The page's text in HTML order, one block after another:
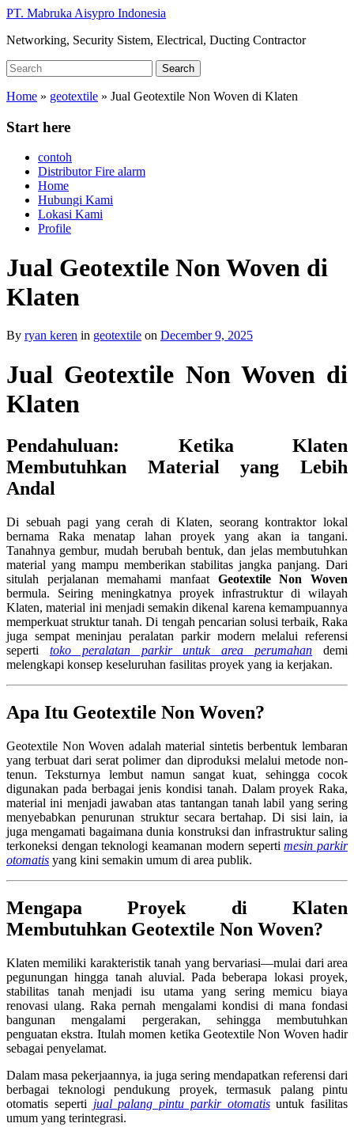
Skip
main
PT. Mabruka Aisypro Indonesia
Networking, Security Sistem, Electrical, Ducting Contractor
Search
for:
Search
Home » geotextile » Jual Geotextile Non Woven di Klaten
Start here
contoh
Distributor Fire alarm
Home
Hubungi Kami
Lokasi Kami
Profile
Jual Geotextile Non Woven di
Klaten
By ryan keren in geotextile on December 9, 2025
Jual Geotextile Non Woven di
Klaten
Pendahuluan: Ketika Klaten
Membutuhkan Material yang Lebih
Andal
Di sebuah pagi yang cerah di Klaten, seorang kontraktor lokal
bernama Raka menatap lahan proyek yang akan ia tangani.
Tanahnya gembur, mudah berubah bentuk, dan jelas membutuhkan
material yang mampu memberikan stabilitas jangka panjang. Dari
situlah perjalanan memahami manfaat Geotextile Non Woven
bermula. Seiring meningkatnya proyek infrastruktur di wilayah
Klaten, material ini menjadi semakin dikenal karena kemampuannya
memperkuat struktur tanah. Di tengah pencarian solusi terbaik, Raka
juga sempat meninjau peralatan parkir modern melalui referensi
seperti toko peralatan parkir untuk area perumahan demi
melengkapi konsep keseluruhan fasilitas proyek yang ia kerjakan.
Apa Itu Geotextile Non Woven?
Geotextile Non Woven adalah material sintetis berbentuk lembaran
yang terbuat dari serat polimer dan diproduksi melalui metode non-
tenun. Teksturnya lembut namun sangat kuat, sehingga cocok
digunakan pada berbagai jenis kondisi tanah. Dalam proyek Raka,
material ini menjadi jawaban atas tantangan tanah labil yang sering
menyebabkan penurunan struktur secara bertahap. Di sisi lain, ia
juga mengamati bagaimana dunia konstruksi dan infrastruktur saling
terkoneksi dengan teknologi keamanan modern sepertimesin parkir
otomatis yang kini semakin umum di area publik.
Mengapa Proyek di Klaten
Membutuhkan Geotextile Non Woven?
Klaten memiliki karakteristik tanah yang bervariasi—mulai dari area
pegunungan hingga tanah aluvial. Pada beberapa lokasi proyek,
stabilitas tanah menjadi isu utama yang sering memicu biaya
renovasi ulang. Raka pernah mengalami kondisi di mana fondasi
bangunan mengalami pergerakan, sehingga membutuhkan
penguatan ekstra. Itulah momen ketika Geotextile Non Woven hadir
sebagai penyelamat.
Dalam masa pekerjaannya, ia juga sering mendapatkan referensi dari
berbagai teknologi pendukung proyek, termasuk palang pintu
otomatis seperti jual palang pintu parkir otomatisuntuk fasilitas
umum yang terintegrasi.